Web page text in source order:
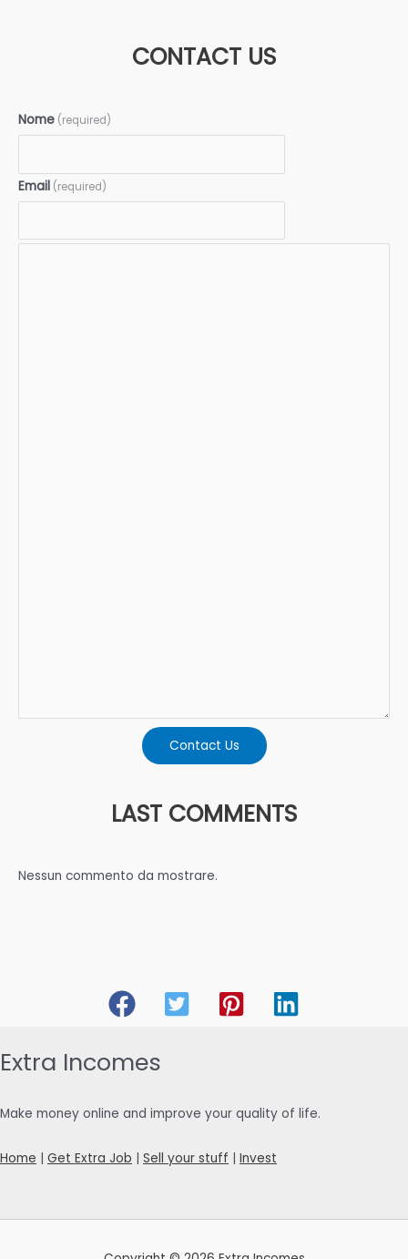
CONTACT US
Nome (required)
Email (required)
Contact Us
LAST COMMENTS
Nessun commento da mostrare.
Extra Incomes
Make money online and improve your quality of life.
Home | Get Extra Job | Sell your stuff | Invest